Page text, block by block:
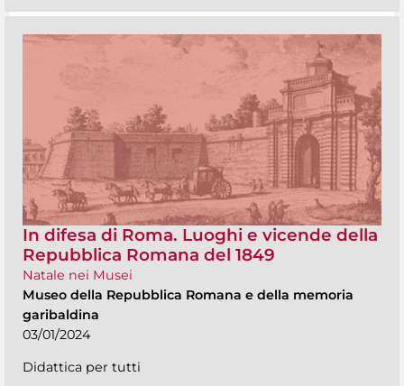
In difesa di Roma. Luoghi e vicende della
Repubblica Romana del 1849
Natale nei Musei
Museo della Repubblica Romana e della memoria
garibaldina
03/01/2024
Didattica per tutti